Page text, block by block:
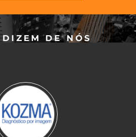
DIZEM DE NÓS